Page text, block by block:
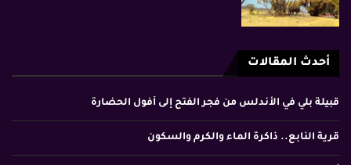
أحدث المقالات
قبيلة بلي في الأندلس من فجر الفتح إلى أفول الحضارة
قرية النابع.. ذاكرة الماء والكرم والسكون